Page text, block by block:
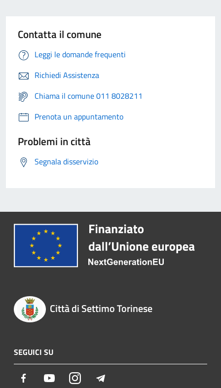
Contatta il comune
Leggi le domande frequenti
Richiedi Assistenza
Chiama il comune 011 8028211
Prenota un appuntamento
Problemi in città
Segnala disservizio
Città di Settimo Torinese
SEGUICI SU
Facebook YoutubeInstagram